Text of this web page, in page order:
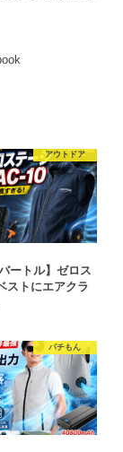
アウトドア
ートル】ゼロス
ストにエアクラ
パチもん